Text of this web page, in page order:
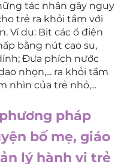
tác nhân gây nguy
trẻ ra khỏi tầm với
Ví dụ: Bịt các ổ điện
bằng nút cao su,
Đưa phích nước
nhọn,... ra khỏi tầm
nhìn của trẻ nhỏ,...
pháp
bố mẹ, giáo
lý hành vi trẻ